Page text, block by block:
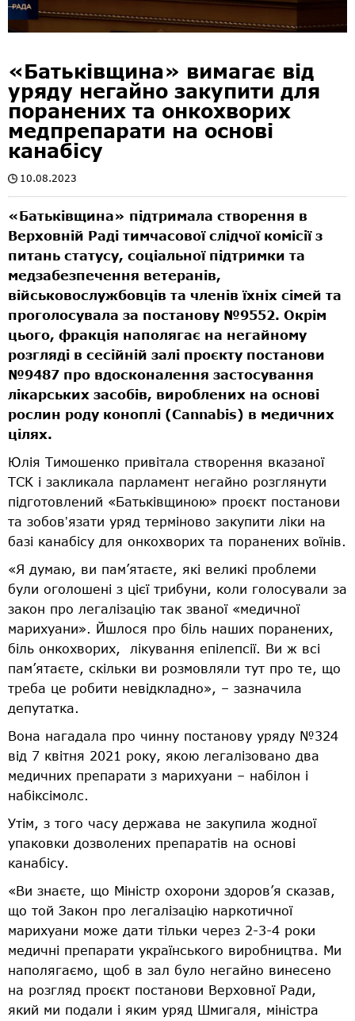
«Батьківщина» вимагає від
уряду негайно закупити для
поранених та онкохворих
медпрепарати на основі
канабісу
10.08.2023
«Батьківщина» підтримала створення в
Верховній Раді тимчасової слідчої комісії з
питань статусу, соціальної підтримки та
медзабезпечення ветеранів,
військовослужбовців та членів їхніх сімей та
проголосувала за постанову №9552. Окрім
цього, фракція наполягає на негайному
розгляді в сесійній залі проєкту постанови
№9487 про вдосконалення застосування
лікарських засобів, вироблених на основі
рослин роду коноплі (Cannabis) в медичних
цілях.
Юлія Тимошенко привітала створення вказаної
ТСК і закликала парламент негайно розглянути
підготовлений «Батьківщиною» проєкт постанови
та зобовʼязати уряд терміново закупити ліки на
базі канабісу для онкохворих та поранених воїнів.
«Я думаю, ви пам’ятаєте, які великі проблеми
були оголошені з цієї трибуни, коли голосували за
закон про легалізацію так званої «медичної
марихуани». Йшлося про біль наших поранених,
біль онкохворих, лікування епілепсії. Ви ж всі
пам’ятаєте, скільки ви розмовляли тут про те, що
треба це робити невідкладно», – зазначила
депутатка.
Вона нагадала про чинну постанову уряду №324
від 7 квітня 2021 року, якою легалізовано два
медичних препарати з марихуани – набілон і
набіксімолс.
Утім, з того часу держава не закупила жодної
упаковки дозволених препаратів на основі
канабісу.
«Ви знаєте, що Міністр охорони здоров’я сказав,
що той Закон про легалізацію наркотичної
марихуани може дати тільки через 2-3-4 роки
медичні препарати українського виробництва. Ми
наполягаємо, щоб в зал було негайно винесено
на розгляд проєкт постанови Верховної Ради,
який ми подали і яким уряд Шмигаля, міністра